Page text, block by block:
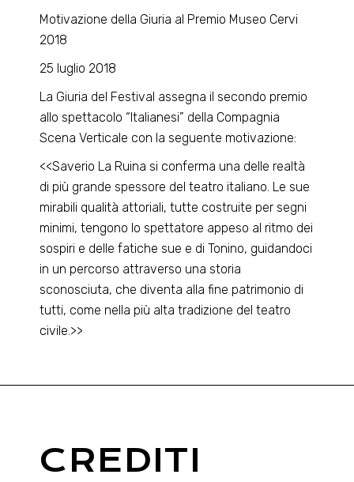
Motivazione della Giuria al Premio Museo Cervi
2018
25 luglio 2018
La Giuria del Festival assegna il secondo premio
allo spettacolo “Italianesi” della Compagnia
Scena Verticale con la seguente motivazione:
<<Saverio La Ruina si conferma una delle realtà
di più grande spessore del teatro italiano. Le sue
mirabili qualità attoriali, tutte costruite per segni
minimi, tengono lo spettatore appeso al ritmo dei
sospiri e delle fatiche sue e di Tonino, guidandoci
in un percorso attraverso una storia
sconosciuta, che diventa alla fine patrimonio di
tutti, come nella più alta tradizione del teatro
civile.>>
CREDITI